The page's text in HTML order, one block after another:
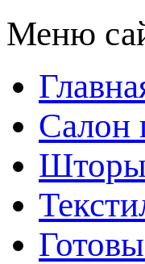
Меню
Салон
Шторы